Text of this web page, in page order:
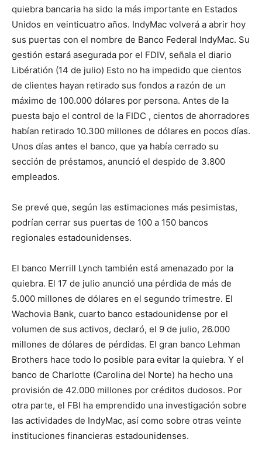
quiebra bancaria ha sido la más importante en Estados
Unidos en veinticuatro años. IndyMac volverá a abrir hoy
sus puertas con el nombre de Banco Federal IndyMac. Su
gestión estará asegurada por el FDIV, señala el diario
Libératión (14 de julio) Esto no ha impedido que cientos
de clientes hayan retirado sus fondos a razón de un
máximo de 100.000 dólares por persona. Antes de la
puesta bajo el control de la FIDC , cientos de ahorradores
habían retirado 10.300 millones de dólares en pocos días.
Unos días antes el banco, que ya había cerrado su
sección de préstamos, anunció el despido de 3.800
empleados.
Se prevé que, según las estimaciones más pesimistas,
podrían cerrar sus puertas de 100 a 150 bancos
regionales estadounidenses.
El banco Merrill Lynch también está amenazado por la
quiebra. El 17 de julio anunció una pérdida de más de
5.000 millones de dólares en el segundo trimestre. El
Wachovia Bank, cuarto banco estadounidense por el
volumen de sus activos, declaró, el 9 de julio, 26.000
millones de dólares de pérdidas. El gran banco Lehman
Brothers hace todo lo posible para evitar la quiebra. Y el
banco de Charlotte (Carolina del Norte) ha hecho una
provisión de 42.000 millones por créditos dudosos. Por
otra parte, el FBI ha emprendido una investigación sobre
las actividades de IndyMac, así como sobre otras veinte
instituciones financieras estadounidenses.